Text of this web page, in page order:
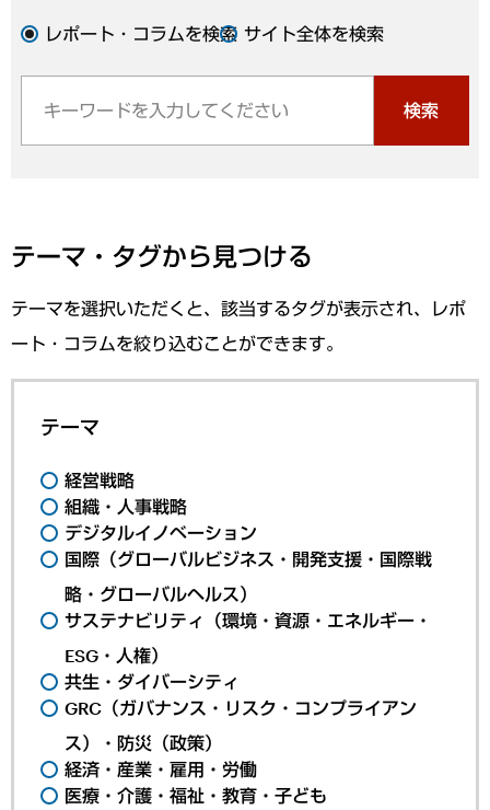
レポート・コラムを検索 サイト全体を検索
検索
テーマ・タグから見つける
テーマを選択いただくと、該当するタグが表示され、レポ
ート・コラムを絞り込むことができます。
テーマ
経営戦略
組織・人事戦略
デジタルイノベーション
国際（グローバルビジネス・開発支援・国際戦
略・グローバルヘルス）
サステナビリティ（環境・資源・エネルギー・
ESG・人権）
共生・ダイバーシティ
GRC（ガバナンス・リスク・コンプライアン
ス）・防災（政策）
経済・産業・雇用・労働
医療・介護・福祉・教育・子ども